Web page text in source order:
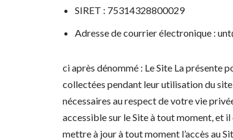
SIRET : 75314328800029
Adresse de courrier électronique :
ci après dénommé : Le Site La présente
collectées pendant leur utilisation du
nécessaires au respect de votre vie
accessible sur le Site à tout moment, et
mettre à jour à tout moment l’accès au